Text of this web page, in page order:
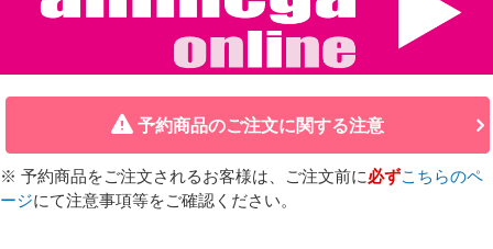
予約商品のご注文に関する注意
※ 予約商品をご注文されるお客様は、ご注文前に必ずこちらのペ
ージにて注意事項等をご確認ください。